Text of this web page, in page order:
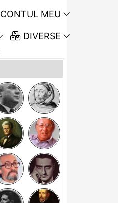
CONTUL MEU
DIVERSE